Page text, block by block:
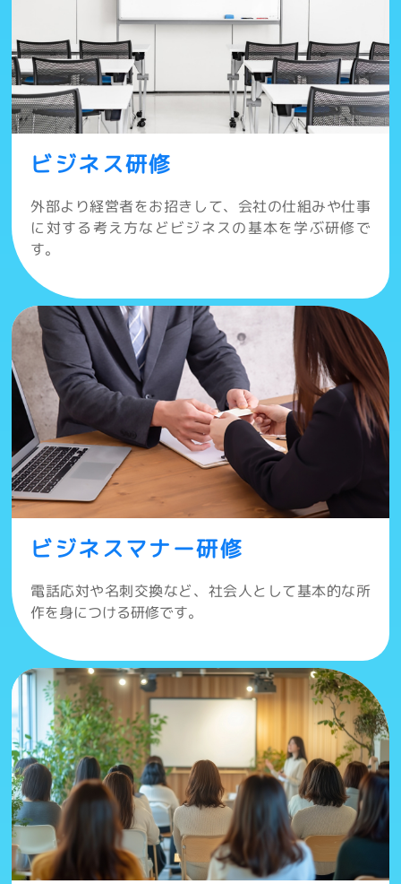
ビジネス研修
外部より経営者をお招きして、会社の仕組みや仕事
に対する考え方などビジネスの基本を学ぶ研修で
す。
ビジネスマナー研修
電話応対や名刺交換など、社会人として基本的な所
作を身につける研修です。